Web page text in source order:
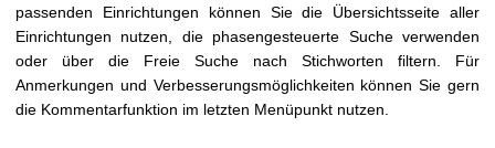
passenden Einrichtungen können Sie die Übersichtsseite aller
Einrichtungen nutzen, die phasengesteuerte Suche verwenden
oder über die Freie Suche nach Stichworten filtern. Für
Anmerkungen und Verbesserungsmöglichkeiten können Sie gern
die Kommentarfunktion im letzten Menüpunkt nutzen.